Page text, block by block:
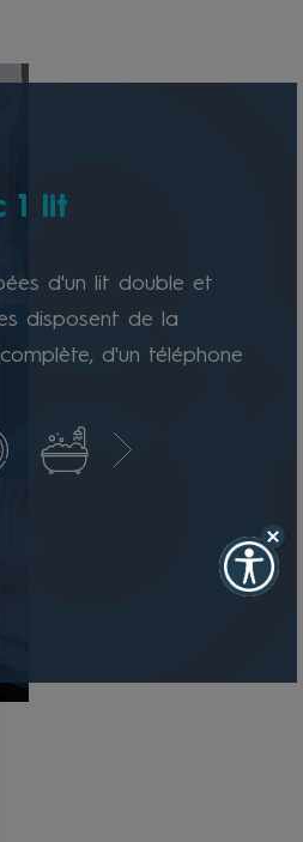
1 lit
d'un lit double et
disposent de la
d'un téléphone